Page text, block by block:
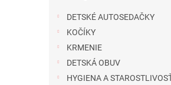
DETSKÉ AUTOSEDAČKY
KOČÍKY
KRMENIE
DETSKÁ OBUV
HYGIENA A